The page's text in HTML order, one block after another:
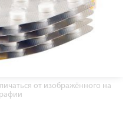
от изображённого на